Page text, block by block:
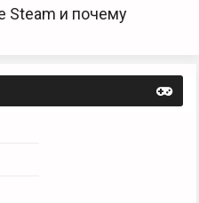
Steam и почему